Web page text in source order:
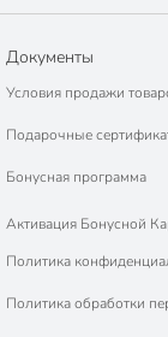
Документы
Условия продажи
Подарочные
Бонусная программа
Активация Бонусной
Политика
Политика обработки